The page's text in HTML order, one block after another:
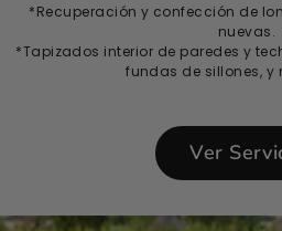
*Recuperación y confección de
nuevas.
*Tapizados interior de paredes y
fundas de sillones, y
Ver